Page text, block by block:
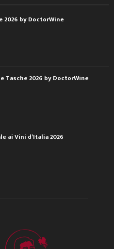
2026 by DoctorWine
Tasche 2026 by DoctorWine
ai Vini d’Italia 2026